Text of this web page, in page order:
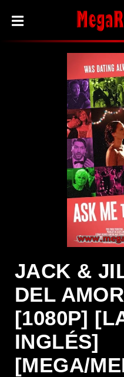
JACK &
DEL
[1080P]
INGLÉS]
[MEGA/